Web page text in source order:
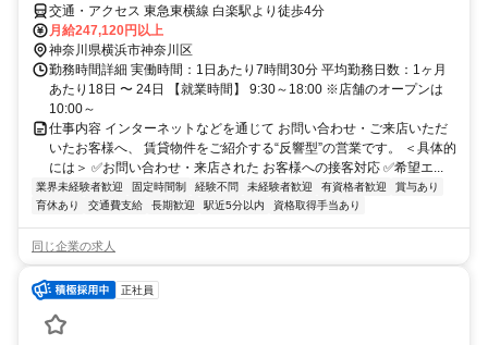
交通・アクセス 東急東横線 白楽駅より徒歩4分
月給247,120円以上
神奈川県横浜市神奈川区
勤務時間詳細 実働時間：1日あたり7時間30分 平均勤務日数：1ヶ月
あたり18日 〜 24日 【就業時間】 9:30～18:00 ※店舗のオープンは
10:00～
仕事内容 インターネットなどを通じて お問い合わせ・ご来店いただ
いたお客様へ、 賃貸物件をご紹介する“反響型”の営業です。 ＜具体的
には＞ ✅お問い合わせ・来店された お客様への接客対応 ✅希望エ...
業界未経験者歓迎 固定時間制 経験不問 未経験者歓迎 有資格者歓迎
賞与あり
育休あり
交通費支給 長期歓迎 駅近5分以内 資格取得手当あり
同じ企業の求人
正社員